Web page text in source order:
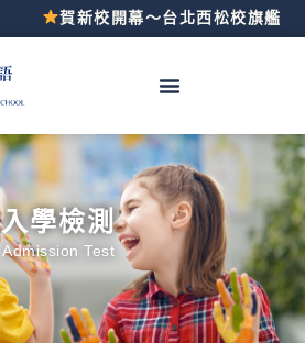
賀新校開幕～台北西松校旗艦登場
入學檢測
Admission Test